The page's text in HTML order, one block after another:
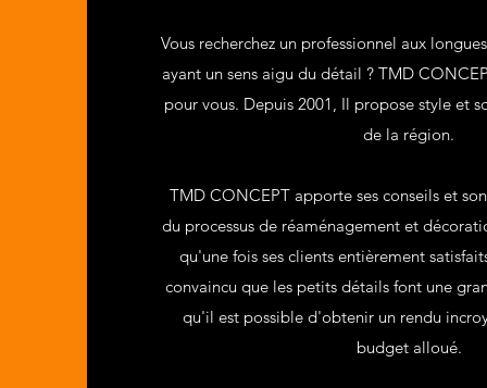
Vous recherchez un professionnel aux
ayant un sens aigu du détail ? TMD
pour vous. Depuis 2001, Il propose style et
de la région.
TMD CONCEPT apporte ses conseils et
du processus de réaménagement et
qu'une fois ses clients entièrement
convaincu que les petits détails font une
qu'il est possible d'obtenir un rendu
budget alloué.